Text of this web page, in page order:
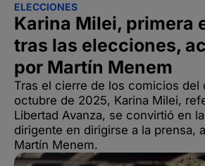
ELECCIONES
Karina Milei, primera
tras las elecciones,
por Martín Menem
Tras el cierre de los comicios del
octubre de 2025, Karina Milei,
Libertad Avanza, se convirtió en
dirigente en dirigirse a la prensa,
Martín Menem.